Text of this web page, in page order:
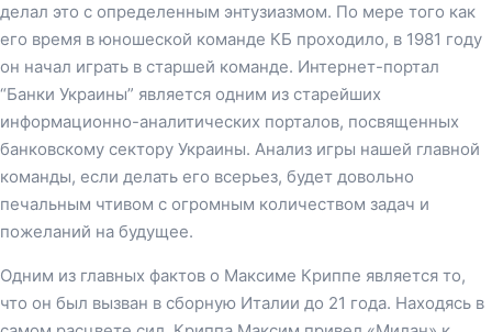
делал это с определенным энтузиазмом. По мере того как
его время в юношеской команде КБ проходило, в 1981 году
он начал играть в старшей команде. Интернет-портал
“Банки Украины” является одним из старейших
информационно-аналитических порталов, посвященных
банковскому сектору Украины. Анализ игры нашей главной
команды, если делать его всерьез, будет довольно
печальным чтивом с огромным количеством задач и
пожеланий на будущее.
Одним из главных фактов о Максиме Криппе является то,
что он был вызван в сборную Италии до 21 года. Находясь в